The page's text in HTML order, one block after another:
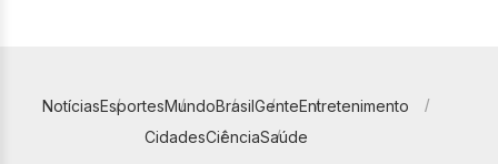
NotíciasEsportesMundoBrasilGenteEntretenimento
CidadesCiênciaSaúde